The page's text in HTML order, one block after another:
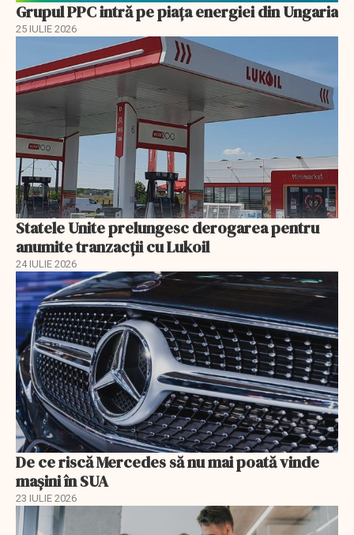
Grupul PPC intră pe piața energiei din Ungaria
25 IULIE 2026
Statele Unite prelungesc derogarea pentru
anumite tranzacții cu Lukoil
24 IULIE 2026
De ce riscă Mercedes să nu mai poată vinde
mașini în SUA
23 IULIE 2026